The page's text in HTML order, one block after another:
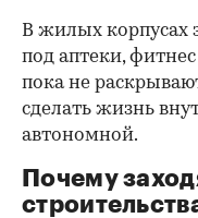
В жилых корпусах
под аптеки,
пока не
сделать жизнь
автономной.
Почему